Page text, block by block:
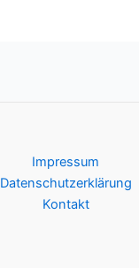
Impressum
Datenschutzerklärung
Kontakt